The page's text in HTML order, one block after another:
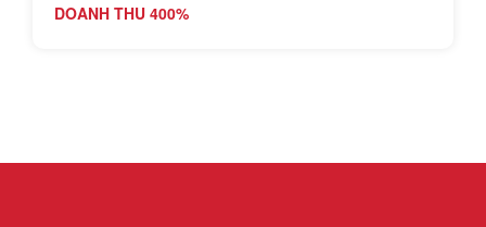
DOANH THU 400%